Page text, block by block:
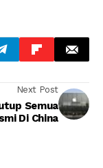
Next Post
Semua
Di China